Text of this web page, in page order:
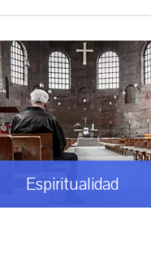
Espiritualidad